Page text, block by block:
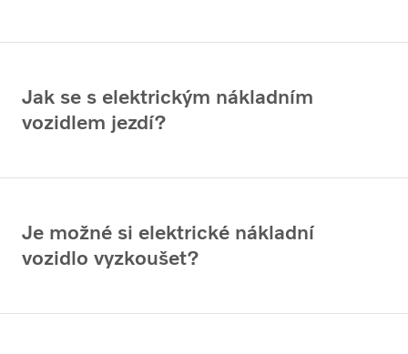
Jak se s elektrickým nákladním
vozidlem jezdí?
Je možné si elektrické nákladní
vozidlo vyzkoušet?